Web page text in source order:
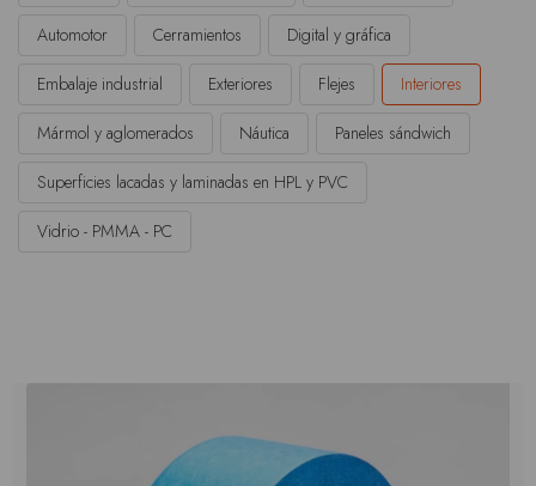
Automotor Cerramientos Digital y gráfica
Embalaje industrial Exteriores Flejes Interiores
Mármol y aglomerados Náutica Paneles sándwich
Superficies lacadas y laminadas en HPL y PVC
Vidrio - PMMA - PC